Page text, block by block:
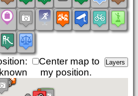
Center map to
my position.